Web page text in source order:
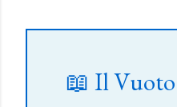
📖 Il Vuoto